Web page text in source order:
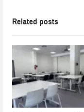
Related posts